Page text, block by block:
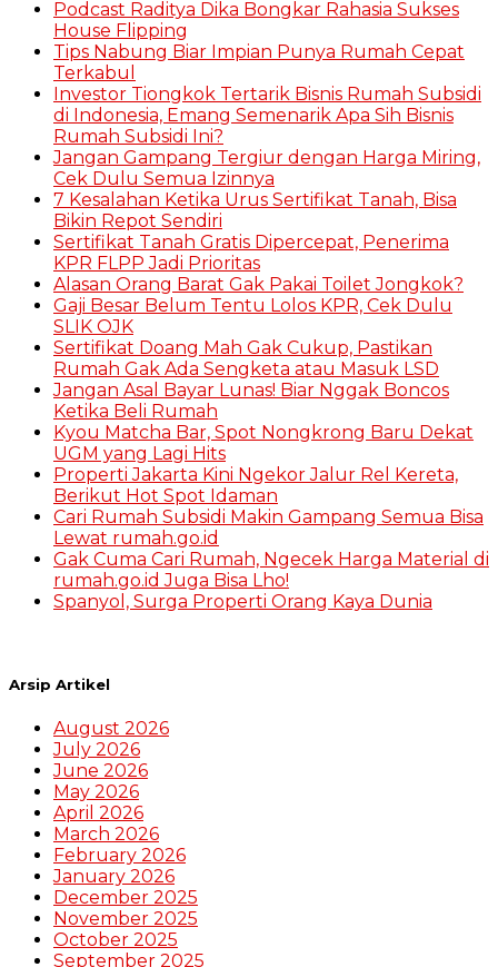
Podcast Raditya Dika Bongkar Rahasia Sukses
House Flipping
Tips Nabung Biar Impian Punya Rumah Cepat
Terkabul
Investor Tiongkok Tertarik Bisnis Rumah Subsidi
di Indonesia, Emang Semenarik Apa Sih Bisnis
Rumah Subsidi Ini?
Jangan Gampang Tergiur dengan Harga Miring,
Cek Dulu Semua Izinnya
7 Kesalahan Ketika Urus Sertifikat Tanah, Bisa
Bikin Repot Sendiri
Sertifikat Tanah Gratis Dipercepat, Penerima
KPR FLPP Jadi Prioritas
Alasan Orang Barat Gak Pakai Toilet Jongkok?
Gaji Besar Belum Tentu Lolos KPR, Cek Dulu
SLIK OJK
Sertifikat Doang Mah Gak Cukup, Pastikan
Rumah Gak Ada Sengketa atau Masuk LSD
Jangan Asal Bayar Lunas! Biar Nggak Boncos
Ketika Beli Rumah
Kyou Matcha Bar, Spot Nongkrong Baru Dekat
UGM yang Lagi Hits
Properti Jakarta Kini Ngekor Jalur Rel Kereta,
Berikut Hot Spot Idaman
Cari Rumah Subsidi Makin Gampang Semua Bisa
Lewat rumah.go.id
Gak Cuma Cari Rumah, Ngecek Harga Material di
rumah.go.id Juga Bisa Lho!
Spanyol, Surga Properti Orang Kaya Dunia
Arsip Artikel
August 2026
July 2026
June 2026
May 2026
April 2026
March 2026
February 2026
January 2026
December 2025
November 2025
October 2025
September 2025